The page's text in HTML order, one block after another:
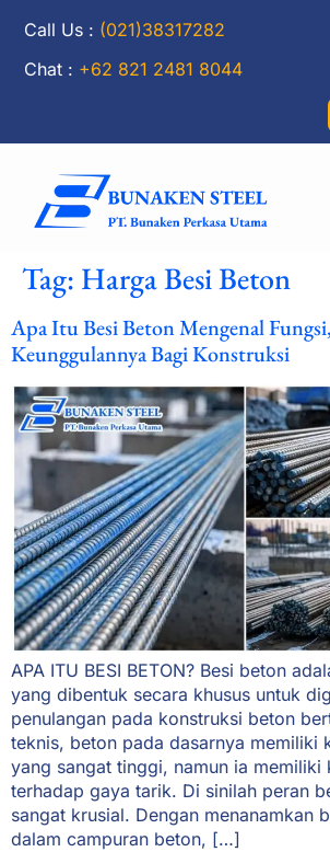
Call Us : (021)38317282
Chat : +62 821 2481 8044
Tag: Harga Besi Beton
Apa Itu Besi Beton Mengenal
Keunggulannya Bagi Konstruksi
APA ITU BESI BETON? Besi beton
yang dibentuk secara khusus untuk
penulangan pada konstruksi beton
teknis, beton pada dasarnya memiliki
yang sangat tinggi, namun ia memiliki
terhadap gaya tarik. Di sinilah peran
sangat krusial. Dengan menanamkan
dalam campuran beton, […]